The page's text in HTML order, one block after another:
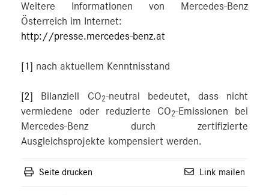
Weitere Informationen von Mercedes-Benz
Österreich im Internet:
http://presse.mercedes-benz.at
[1] nach aktuellem Kenntnisstand
[2] Bilanziell CO2-neutral bedeutet, dass nicht
vermiedene oder reduzierte CO2-Emissionen bei
Mercedes-Benz durch zertifizierte
Ausgleichsprojekte kompensiert werden.
Seite drucken Link mailen